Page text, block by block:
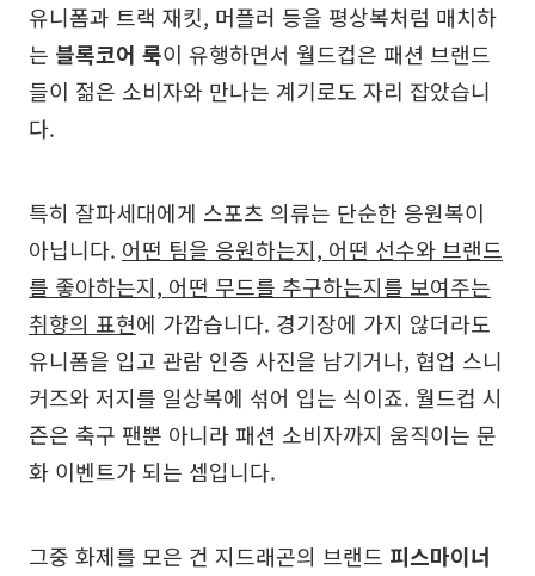
유니폼과 트랙 재킷, 머플러 등을 평상복처럼 매치하
는 블록코어 룩이 유행하면서 월드컵은 패션 브랜드
들이 젊은 소비자와 만나는 계기로도 자리 잡았습니
다.
특히 잘파세대에게 스포츠 의류는 단순한 응원복이
아닙니다. 어떤 팀을 응원하는지, 어떤 선수와 브랜드
를 좋아하는지, 어떤 무드를 추구하는지를 보여주는
취향의 표현에 가깝습니다. 경기장에 가지 않더라도
유니폼을 입고 관람 인증 사진을 남기거나, 협업 스니
커즈와 저지를 일상복에 섞어 입는 식이죠. 월드컵 시
즌은 축구 팬뿐 아니라 패션 소비자까지 움직이는 문
화 이벤트가 되는 셈입니다.
그중 화제를 모은 건 지드래곤의 브랜드 피스마이너